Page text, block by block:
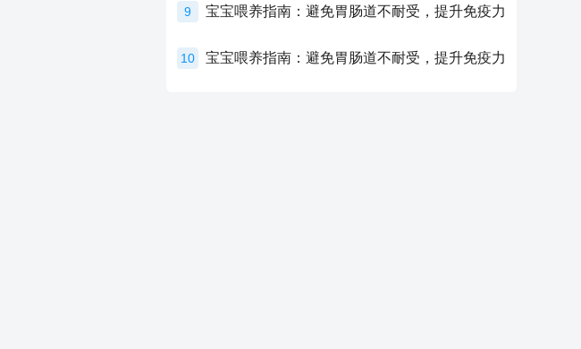
9 宝宝喂养指南：避免胃肠道不耐受，提升免疫力
10 宝宝喂养指南：避免胃肠道不耐受，提升免疫力